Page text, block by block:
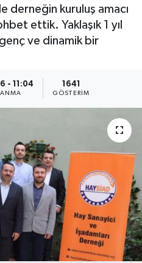
derneğin kuruluş amacı
ettik. Yaklaşık 1 yıl
ve dinamik bir
- 11:04 1641
GÖSTERIM